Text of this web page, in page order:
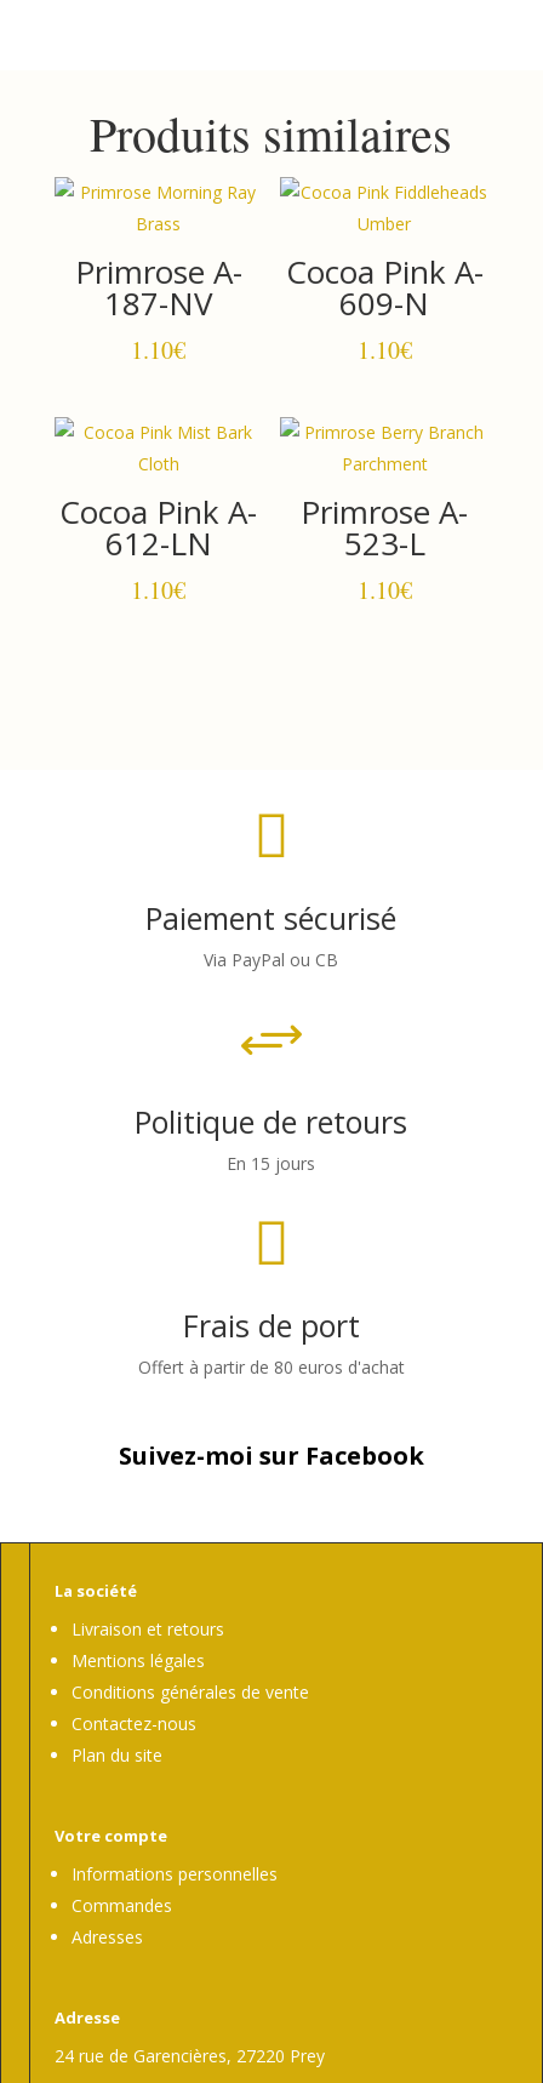
Produits similaires
Primrose A-
187-NV
1.10€
Cocoa Pink A-
609-N
1.10€
Cocoa Pink A-
612-LN
1.10€
Primrose A-
523-L
1.10€

Paiement sécurisé
Via PayPal ou CB
+
Politique de retours
En 15 jours

Frais de port
Offert à partir de 80 euros d'achat
Suivez-moi sur Facebook
La société
Livraison et retours
Mentions légales
Conditions générales de vente
Contactez-nous
Plan du site
Votre compte
Informations personnelles
Commandes
Adresses
Adresse
24 rue de Garencières, 27220 Prey